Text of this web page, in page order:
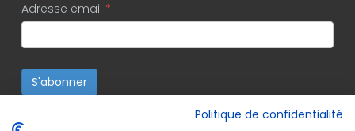
Adresse email *
S'abonner
Politique de confidentialité